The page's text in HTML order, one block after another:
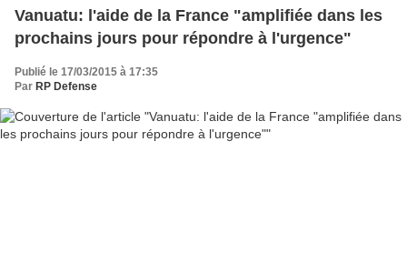
Vanuatu: l'aide de la France "amplifiée dans les
prochains jours pour répondre à l'urgence"
Publié le 17/03/2015 à 17:35
Par RP Defense